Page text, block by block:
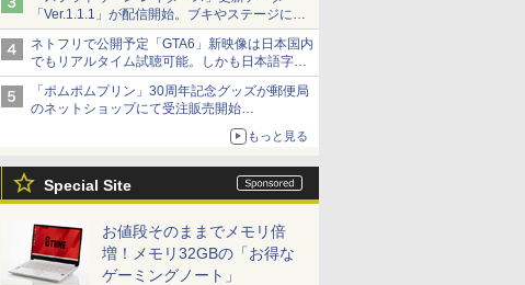
「Ver.1.1.1」が配信開始。ブキやステージに関
する不具合を修正
ネトフリで公開予定「GTA6」新映像は日本国内
でもリアルタイム試聴可能。しかも日本語字幕
付き
Netflixから公式回答あり
「ポムポムプリン」30周年記念グッズが郵便局
のネットショップにて受注販売開始
「おもちもちもちクッション」など今年だけの
もっと見る
Special Site
お値段そのままでメモリ倍
増！メモリ32GBの「お得な
ゲーミングノート」